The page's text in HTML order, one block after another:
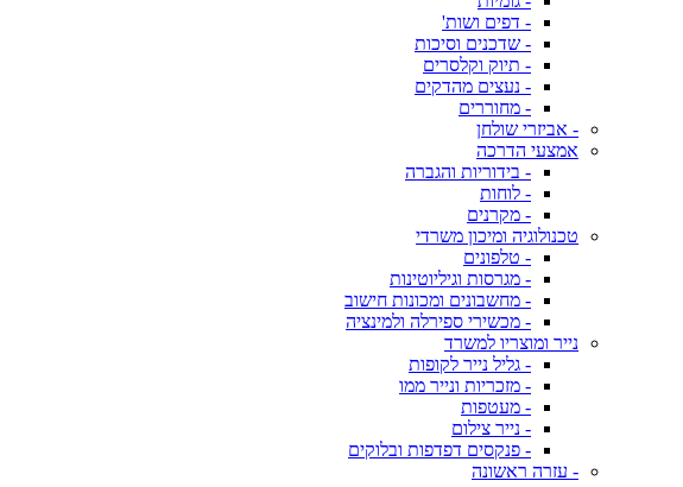
- דפים ושות'
- שדכנים וסיכות
- תיוק וקלסרים
- נעצים מהדקים
- מחוררים
- אביזרי שולחן
אמצעי הדרכה
- בידוריות והגברה
- לוחות
- מקרנים
טכנולוגיה ומיכון משרדי
- טלפונים
- מגרסות וגיליוטינות
- מחשבונים ומכונות חישוב
- מכשירי ספירלה ולמינציה
נייר ומוצריו למשרד
- גליל נייר לקופות
- מזכריות ונייר ממו
- מעטפות
- נייר צילום
- פנקסים דפדפות ובלוקים
- עזרה ראשונה